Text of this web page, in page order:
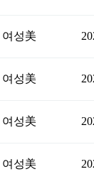
여성美
여성美
여성美
여성美